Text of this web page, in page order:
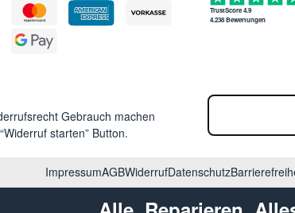
TrustScore 4.9
4.238 Bewertungen
Gebrauch machen
starten” Button.
ImpressumAGBWiderrufDatenschutz